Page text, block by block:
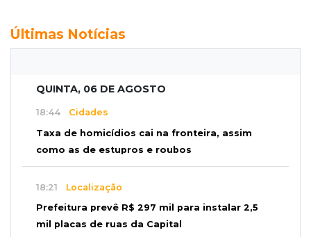
Últimas Notícias
QUINTA, 06 DE AGOSTO
18:44 Cidades
Taxa de homicídios cai na fronteira, assim
como as de estupros e roubos
18:21 Localização
Prefeitura prevê R$ 297 mil para instalar 2,5
mil placas de ruas da Capital